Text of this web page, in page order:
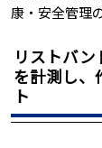
康・安全管理
リストバ
を計測し、
ト